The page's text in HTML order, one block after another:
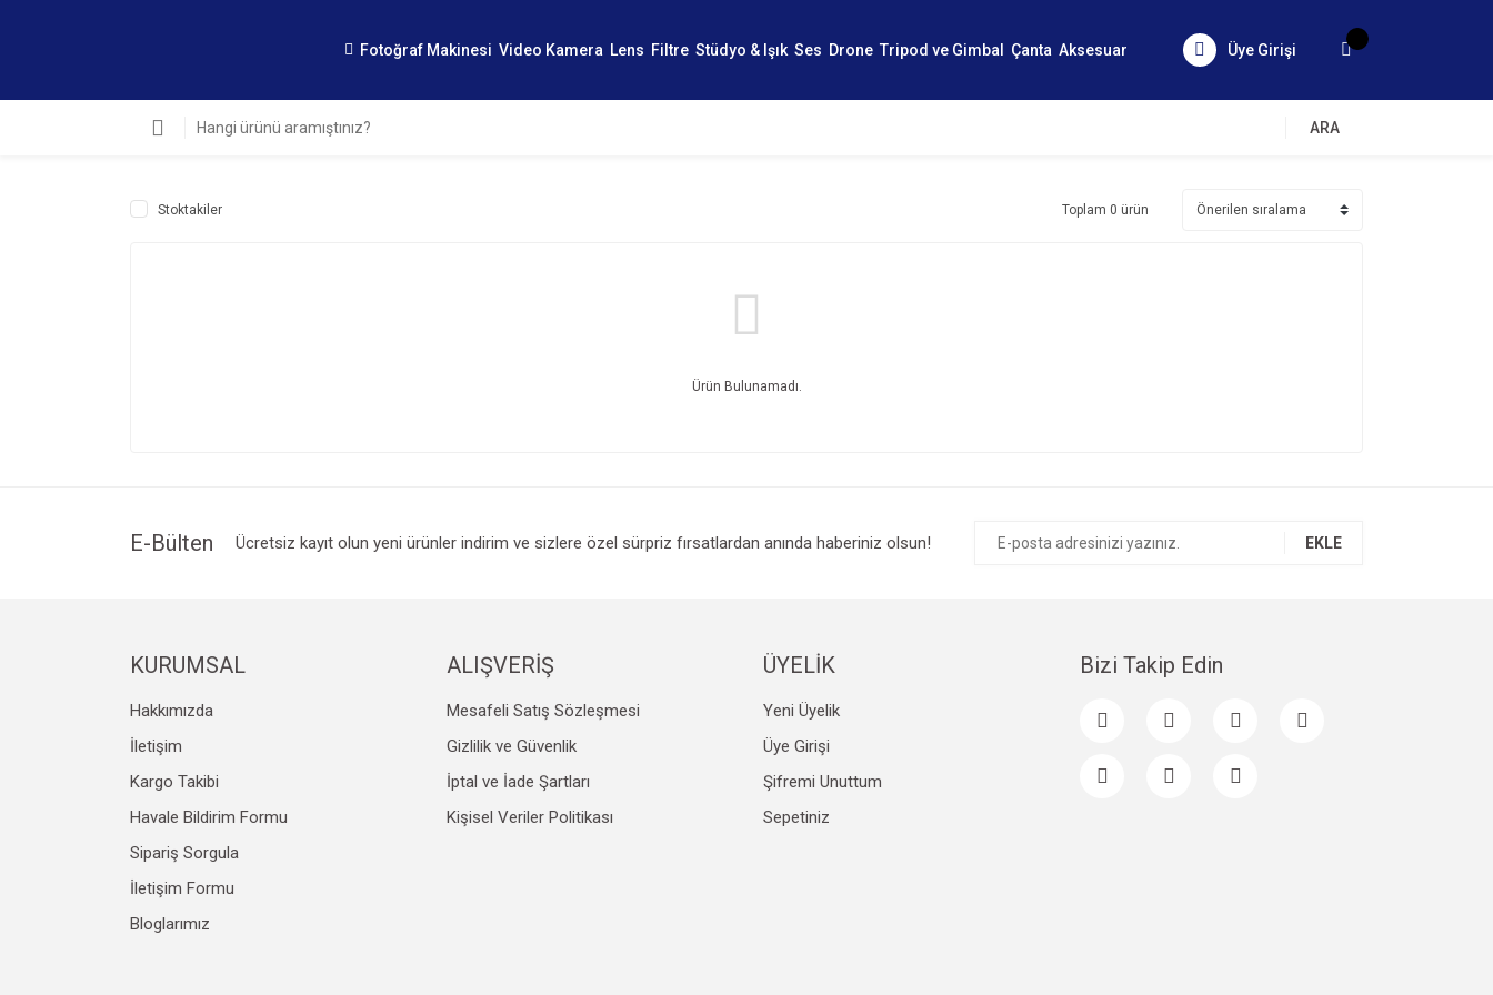
Fotoğraf Makinesi Video Kamera Lens Filtre Stüdyo & Işık Ses Drone Tripod ve Gimbal Çanta Aksesuar Üye Girişi
ARA
Stoktakiler Toplam 0 ürün
Ürün Bulunamadı.
E-Bülten Ücretsiz kayıt olun yeni ürünler indirim ve sizlere özel sürpriz fırsatlardan anında haberiniz olsun! EKLE
KURUMSAL
Hakkımızda
İletişim
Kargo Takibi
Havale Bildirim Formu
Sipariş Sorgula
İletişim Formu
Bloglarımız
ALIŞVERİŞ
Mesafeli Satış Sözleşmesi
Gizlilik ve Güvenlik
İptal ve İade Şartları
Kişisel Veriler Politikası
ÜYELİK
Yeni Üyelik
Üye Girişi
Şifremi Unuttum
Sepetiniz
Bizi Takip Edin